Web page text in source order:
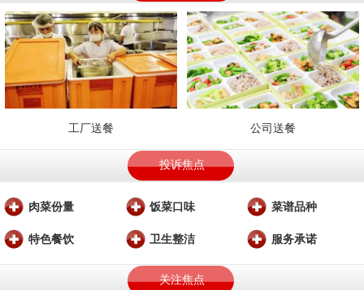
工厂送餐 公司送餐
投诉焦点
肉菜份量 饭菜口味 菜谱品种
特色餐饮 卫生整洁 服务承诺
关注焦点